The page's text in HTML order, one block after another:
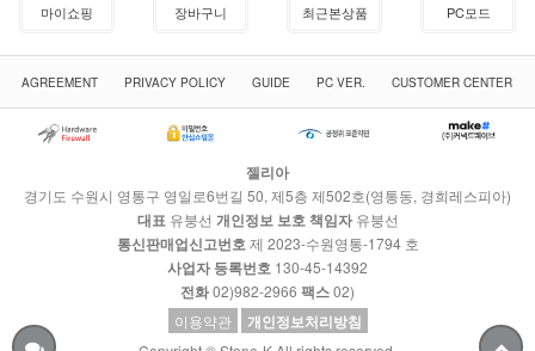
마이쇼핑 장바구니 최근본상품 PC모드
AGREEMENT PRIVACY POLICY GUIDE PC VER. CUSTOMER CENTER
젤리아
경기도 수원시 영통구 영일로6번길 50, 제5층 제502호(영통동, 경희레스피아)
대표 유붕선 개인정보 보호 책임자유붕선
통신판매업신고번호 제 2023-수원영통-1794 호
사업자 등록번호 130-45-14392
전화02)982-2966 팩스02)
이용약관
개인정보처리방침